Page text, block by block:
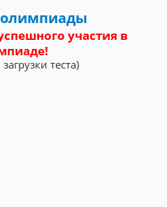
участия в
теста)